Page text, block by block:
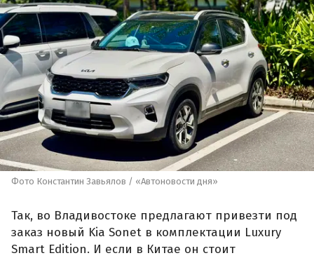
Фото Константин Завьялов / «Автоновости дня»
Так, во Владивостоке предлагают привезти под
заказ новый Kia Sonet в комплектации Luxury
Smart Edition. И если в Китае он стоит